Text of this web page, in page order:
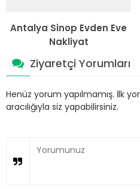
Antalya Sinop Evden Eve
Nakliyat
Ziyaretçi Yorumları
Henüz yorum yapılmamış. İlk
aracılığıyla siz yapabilirsiniz.